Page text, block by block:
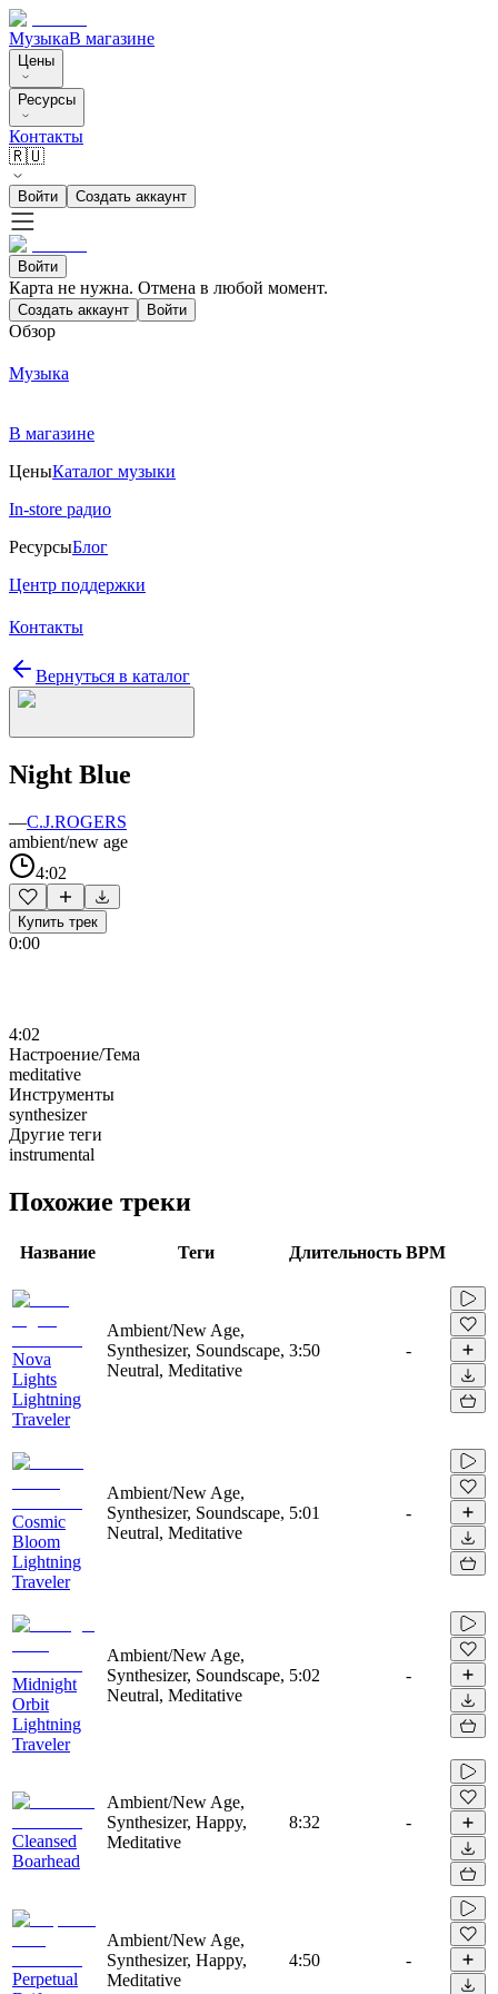
МузыкаВ магазине
Цены
Ресурсы
Контакты
🇷🇺
Войти Создать аккаунт
Войти
Карта не нужна. Отмена в любой момент.
Создать аккаунт Войти
Обзор
Музыка
В магазине
ЦеныКаталог музыки
In-store радио
РесурсыБлог
Центр поддержки
Контакты
Вернуться в каталог
Night Blue
—C.J.ROGERS
ambient/new age
4:02
Купить трек
0:00
4:02
Настроение/Тема
meditative
Инструменты
synthesizer
Другие теги
instrumental
Похожие треки
Название Теги Длительность BPM
Nova
Lights
Lightning
Traveler
Ambient/New Age,
Synthesizer, Soundscape,
Neutral, Meditative
3:50 -
Cosmic
Bloom
Lightning
Traveler
Ambient/New Age,
Synthesizer, Soundscape,
Neutral, Meditative
5:01 -
Midnight
Orbit
Lightning
Traveler
Ambient/New Age,
Synthesizer, Soundscape,
Neutral, Meditative
5:02 -
Cleansed
Boarhead
Ambient/New Age,
Synthesizer, Happy,
Meditative
8:32 -
Perpetual
Ambient/New Age,
Synthesizer, Happy,
Meditative
4:50 -